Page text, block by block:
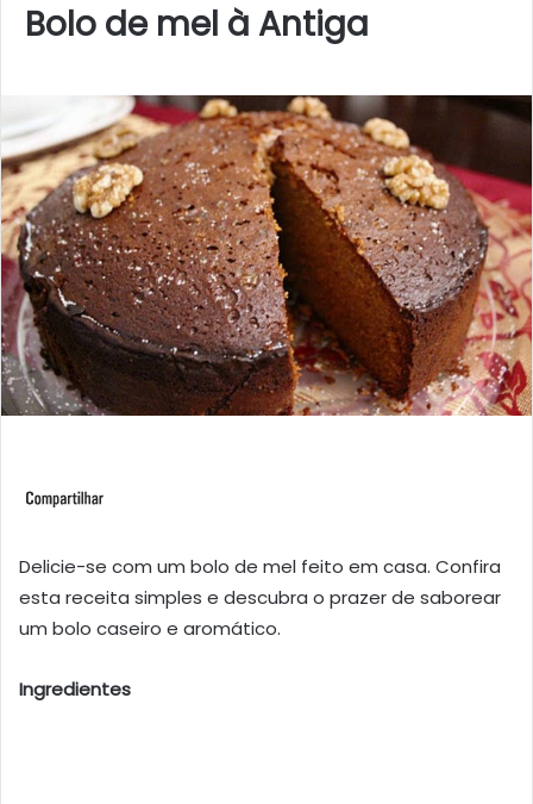
Bolo de mel à Antiga
Delicie-se com um bolo de mel feito em casa. Confira
esta receita simples e descubra o prazer de saborear
um bolo caseiro e aromático.
Ingredientes